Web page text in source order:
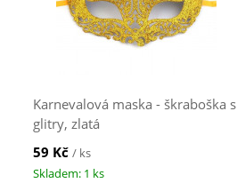
Karnevalová maska - škraboška s
glitry, zlatá
59 Kč / ks
Skladem: 1 ks